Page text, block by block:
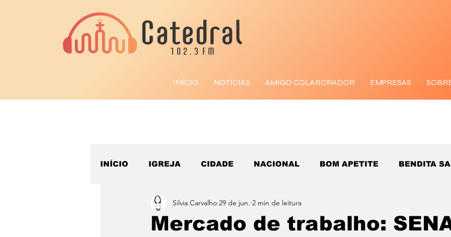
INÍCIO NOTÍCIAS AMIGO COLABORADOR EMPRESAS
INÍCIO IGREJA CIDADE NACIONAL BOM APETITE BENDITA
ESPORTE
Mercado de trabalho:
Silvia Carvalho 29 de jun. 2 min de leitura